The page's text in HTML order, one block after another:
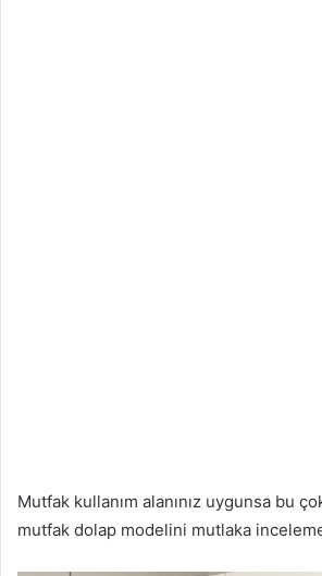
Mutfak kullanım alanınız uygunsa bu
mutfak dolap modelini mutlaka